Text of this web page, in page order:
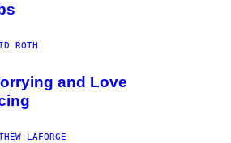
ROTH
and Love
LAFORGE